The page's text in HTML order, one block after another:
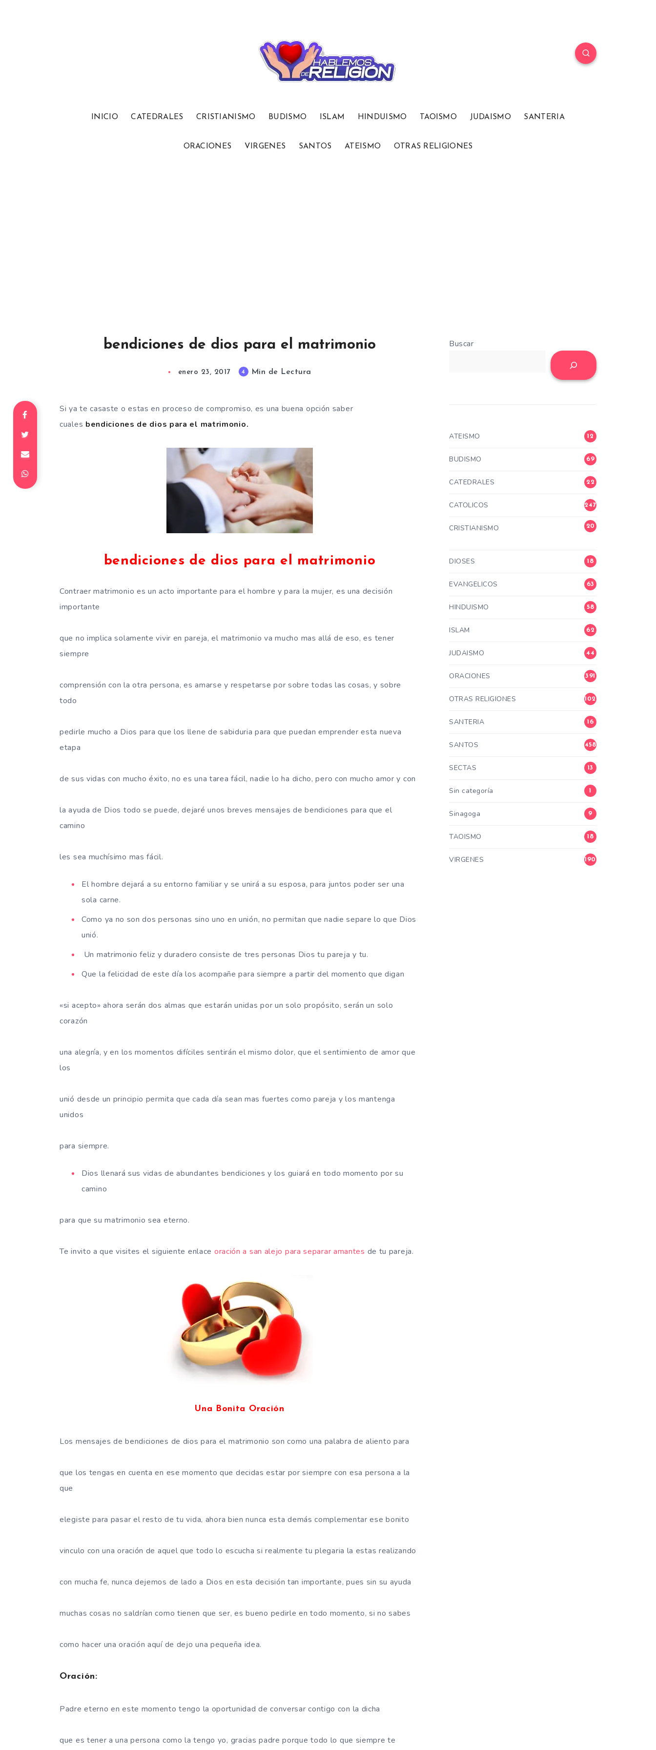
INICIO CATEDRALES CRISTIANISMO BUDISMO ISLAM HINDUISMO TAOISMO JUDAISMO SANTERIA
ORACIONES VIRGENES SANTOS ATEISMO OTRAS RELIGIONES
bendiciones de dios para el matrimonio
enero 23, 2017 4 Min de Lectura
Si ya te casaste o estas en proceso de compromiso, es una buena opción saber
cuales bendiciones de dios para el matrimonio.
bendiciones de dios para el matrimonio
Contraer matrimonio es un acto importante para el hombre y para la mujer, es una decisión
importante
que no implica solamente vivir en pareja, el matrimonio va mucho mas allá de eso, es tener
siempre
comprensión con la otra persona, es amarse y respetarse por sobre todas las cosas, y sobre
todo
pedirle mucho a Dios para que los llene de sabiduria para que puedan emprender esta nueva
etapa
de sus vidas con mucho éxito, no es una tarea fácil, nadie lo ha dicho, pero con mucho amor y con
la ayuda de Dios todo se puede, dejaré unos breves mensajes de bendiciones para que el
camino
les sea muchísimo mas fácil.
El hombre dejará a su entorno familiar y se unirá a su esposa, para juntos poder ser una
sola carne.
Como ya no son dos personas sino uno en unión, no permitan que nadie separe lo que Dios
unió.
Un matrimonio feliz y duradero consiste de tres personas Dios tu pareja y tu.
Que la felicidad de este día los acompañe para siempre a partir del momento que digan
«si acepto» ahora serán dos almas que estarán unidas por un solo propósito, serán un solo
corazón
una alegría, y en los momentos difíciles sentirán el mismo dolor, que el sentimiento de amor que
los
unió desde un principio permita que cada día sean mas fuertes como pareja y los mantenga
unidos
para siempre.
Dios llenará sus vidas de abundantes bendiciones y los guiará en todo momento por su
camino
para que su matrimonio sea eterno.
Te invito a que visites el siguiente enlace oración a san alejo para separar amantes de tu pareja.
Una Bonita Oración
Los mensajes de bendiciones de dios para el matrimonio son como una palabra de aliento para
que los tengas en cuenta en ese momento que decidas estar por siempre con esa persona a la
que
elegiste para pasar el resto de tu vida, ahora bien nunca esta demás complementar ese bonito
vinculo con una oración de aquel que todo lo escucha si realmente tu plegaria la estas realizando
con mucha fe, nunca dejemos de lado a Dios en esta decisión tan importante, pues sin su ayuda
muchas cosas no saldrían como tienen que ser, es bueno pedirle en todo momento, si no sabes
como hacer una oración aquí de dejo una pequeña idea.
Oración:
Padre eterno en este momento tengo la oportunidad de conversar contigo con la dicha
que es tener a una persona como la tengo yo, gracias padre porque todo lo que siempre te
Buscar
ATEISMO 12
BUDISMO 69
CATEDRALES 22
CATOLICOS 247
CRISTIANISMO
20
DIOSES 18
EVANGELICOS 63
HINDUISMO 58
ISLAM 62
JUDAISMO 44
ORACIONES 391
OTRAS RELIGIONES 102
SANTERIA 16
SANTOS 458
SECTAS 13
Sin categoría 1
Sinagoga 9
TAOISMO 18
VIRGENES 190